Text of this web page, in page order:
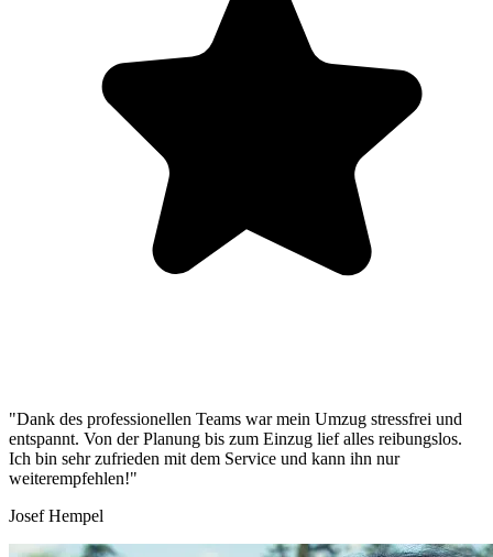
"Dank des professionellen Teams war mein Umzug stressfrei und
entspannt. Von der Planung bis zum Einzug lief alles reibungslos.
Ich bin sehr zufrieden mit dem Service und kann ihn nur
weiterempfehlen!"
Josef Hempel